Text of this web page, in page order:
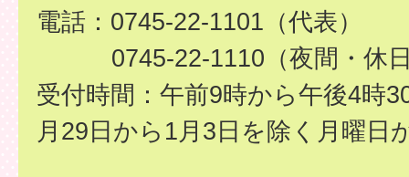
電話：0745-22-1101（代表）
0745-22-1110（夜間・休
受付時間：午前9時から午後4時
月29日から1月3日を除く月曜日